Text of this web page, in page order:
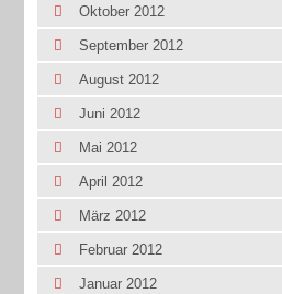
Oktober 2012
September 2012
August 2012
Juni 2012
Mai 2012
April 2012
März 2012
Februar 2012
Januar 2012